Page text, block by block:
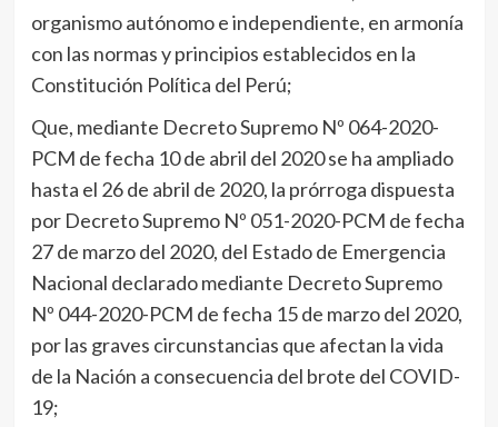
organismo autónomo e independiente, en armonía
con las normas y principios establecidos en la
Constitución Política del Perú;
Que, mediante Decreto Supremo Nº 064-2020-
PCM de fecha 10 de abril del 2020 se ha ampliado
hasta el 26 de abril de 2020, la prórroga dispuesta
por Decreto Supremo Nº 051-2020-PCM de fecha
27 de marzo del 2020, del Estado de Emergencia
Nacional declarado mediante Decreto Supremo
Nº 044-2020-PCM de fecha 15 de marzo del 2020,
por las graves circunstancias que afectan la vida
de la Nación a consecuencia del brote del COVID-
19;